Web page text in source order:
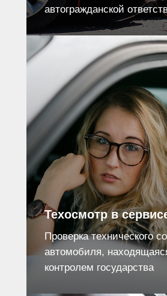
автогражданской
Техосмотр в
Проверка технического
автомобиля,
контролем государства